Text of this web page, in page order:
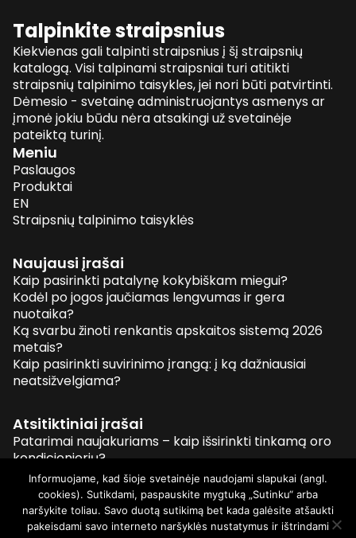
Talpinkite straipsnius
Kiekvienas gali talpinti straipsnius į šį straipsnių
katalogą. Visi talpinami straipsniai turi atitikti
straipsnių talpinimo taisykles, jei nori būti patvirtinti.
Dėmesio - svetainę administruojantys asmenys ar
įmonė jokiu būdu nėra atsakingi už svetainėje
pateiktą turinį.
Meniu
Paslaugos
Produktai
EN
Straipsnių talpinimo taisyklės
Naujausi įrašai
Kaip pasirinkti patalynę kokybiškam miegui?
Kodėl po jogos jaučiamas lengvumas ir gera
nuotaika?
Ką svarbu žinoti renkantis apskaitos sistemą 2026
metais?
Kaip pasirinkti suvirinimo įrangą: į ką dažniausiai
neatsižvelgiama?
Atsitiktiniai įrašai
Patarimai naujakuriams – kaip išsirinkti tinkamą oro
kondicionierių?
How to maintain psychological balance?
Kaip pasirinkti kiemo tvorą?
Automobilių numerių rėmeliai: Kaip išsiskirti?
Informuojame, kad šioje svetainėje naudojami slapukai (angl.
cookies). Sutikdami, paspauskite mygtuką „Sutinku“ arba
naršykite toliau. Savo duotą sutikimą bet kada galėsite atšaukti
pakeisdami savo interneto naršyklės nustatymus ir ištrindami